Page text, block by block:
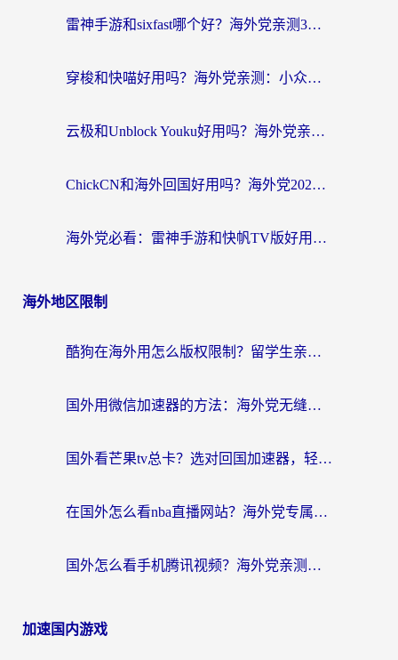
雷神手游和sixfast哪个好？海外党亲测3款回国加速器，教你选对不踩坑
穿梭和快喵好用吗？海外党亲测：小众加速器对比+番茄加速器深度体验
云极和Unblock Youku好用吗？海外党亲测+2026回国加速器避坑指南
ChickCN和海外回国好用吗？海外党2026亲测：从手游到影音，选对加速器的3个关键
海外党必看：雷神手游和快帆TV版好用吗？3步选对回国加速器不踩坑
海外地区限制
酷狗在海外用怎么版权限制？留学生亲测：3步解决听国内音乐难题
国外用微信加速器的方法：海外党无缝连接国内生活的实用指南
国外看芒果tv总卡？选对回国加速器，轻松追《浪姐》不费劲
在国外怎么看nba直播网站？海外党专属体育观赛指南，告别地区限制！
国外怎么看手机腾讯视频？海外党亲测有效的追剧加速器选择指南
加速国内游戏